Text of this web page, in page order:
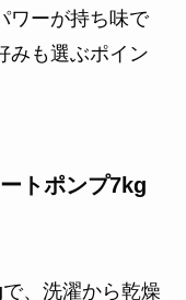
ワーが持ち味で
みも選ぶポイン
トポンプ7kg
で、洗濯から乾燥